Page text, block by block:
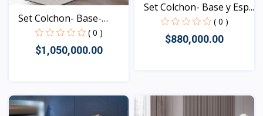
Set Colchon- Base-
Espa...
( 0 )
$1,050,000.00
Vista
Set Colchon- Base y Esp...
( 0 )
$880,000.00